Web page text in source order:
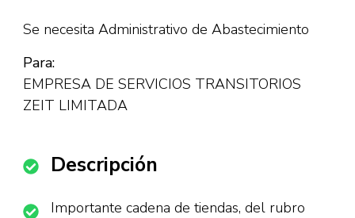
Se necesita Administrativo de Abastecimiento
Para:
EMPRESA DE SERVICIOS TRANSITORIOS
ZEIT LIMITADA
Descripción
Importante cadena de tiendas, del rubro